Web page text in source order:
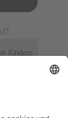
Kindern
auf